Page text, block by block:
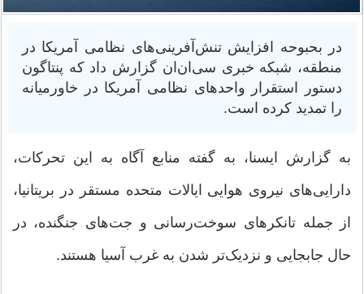
در بحبوحه افزایش تنش‌آفرینی‌های نظامی آمریکا در
منطقه، شبکه خبری سی‌ان‌ان گزارش داد که پنتاگون
دستور استقرار واحدهای نظامی آمریکا در خاورمیانه
را تمدید کرده است.
به گزارش ایسنا، به گفته منابع آگاه به این تحرکات،
دارایی‌های نیروی هوایی ایالات متحده مستقر در بریتانیا،
از جمله تانکرهای سوخت‌رسانی و جت‌های جنگنده، در
حال جابجایی و نزدیک‌تر شدن به غرب آسیا هستند.